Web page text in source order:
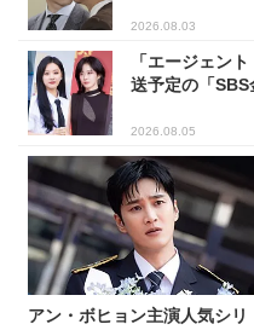
2026.08.03
「エージェン
送予定の「
2026.08.05
アン・ボヒョン主演人気シリ